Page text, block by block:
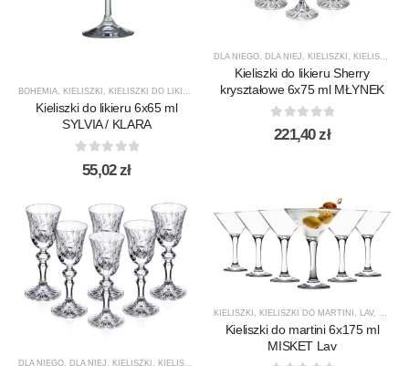
BOHEMIA, KIELISZKI , KIELISZKI DO LIKIERU / NALEWEK ,PREZENTY , PRODUCENCI,
Kieliszki do likieru 6x65 ml
SYLVIA / KLARA
out of 5
55,02zł
DLA NIEGO DLA NIEJ KIELISZKI KIELISZKI DO LIKIERU / NALEWEK
Kieliszki do likieru Sherry
kryształowe 6x75 ml MŁYNEK
0out of 5
221,40zł
DLA NIEGO DLA NIEJ KIELISZKI KIELISZKI DO LIKIERU / NALEWEK , KIELISZKI DO WÓDKI
KIELISZKI , KIELISZKI DO MARTINI , LAV,
Kieliszki do martini 6x175 ml
MISKET Lav